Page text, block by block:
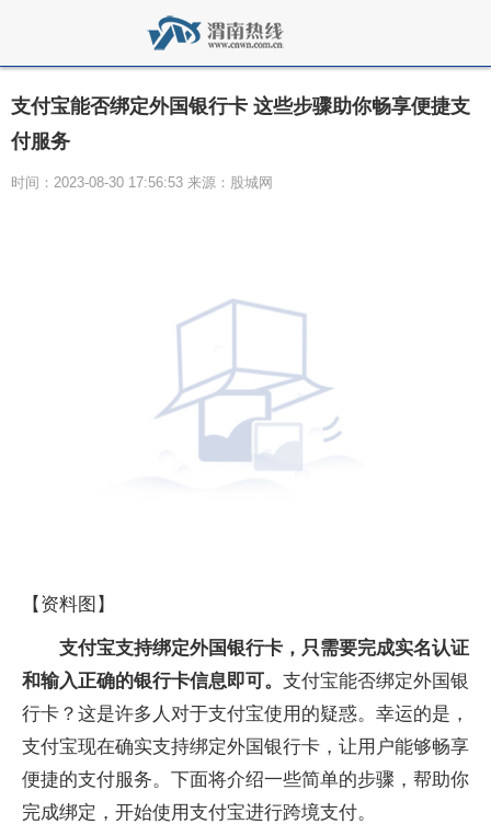
支付宝能否绑定外国银行卡 这些步骤助你畅享便捷支
付服务
时间：2023-08-30 17:56:53 来源：股城网
【资料图】
支付宝支持绑定外国银行卡，只需要完成实名认证
和输入正确的银行卡信息即可。 支付宝能否绑定外国银
行卡？这是许多人对于支付宝使用的疑惑。幸运的是，
支付宝现在确实支持绑定外国银行卡，让用户能够畅享
便捷的支付服务。下面将介绍一些简单的步骤，帮助你
完成绑定，开始使用支付宝进行跨境支付。